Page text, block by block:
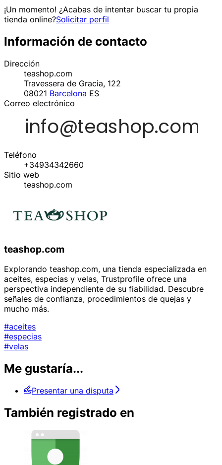
¡Un momento! ¿Acabas de intentar buscar tu propia
tienda online?Solicitar perfil
Información de contacto
Dirección
teashop.com
Travessera de Gracia, 122
08021 Barcelona ES
Correo electrónico
Teléfono
+34934342660
Sitio web
teashop.com
teashop.com
Explorando teashop.com, una tienda especializada en
aceites, especias y velas, Trustprofile ofrece una
perspectiva independiente de su fiabilidad. Descubre
señales de confianza, procedimientos de quejas y
mucho más.
#aceites
#especias
#velas
Me gustaría...
Presentar una disputa
También registrado en